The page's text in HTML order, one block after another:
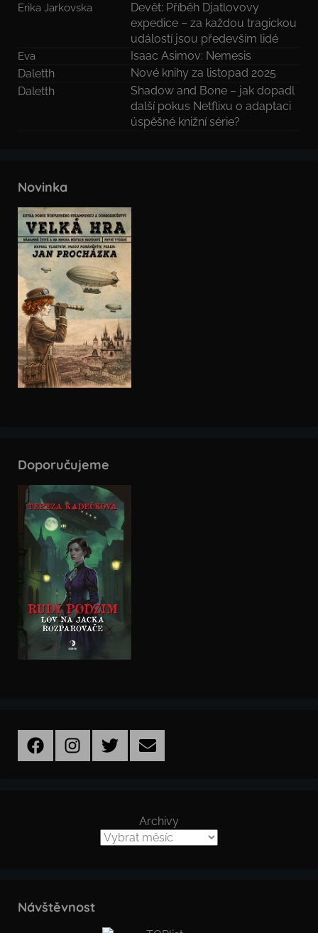
Erika Jarkovska
Devět: Příběh Djatlovovy
expedice – za každou tragickou
událostí jsou především lidé
Eva
Isaac Asimov: Nemesis
Daletth
Nové knihy za listopad 2025
Daletth
Shadow and Bone – jak dopadl
další pokus Netflixu o adaptaci
úspěšné knižní série?
Novinka
Doporučujeme
FacebookInstagramTwitter Email
Archivy
Návštěvnost